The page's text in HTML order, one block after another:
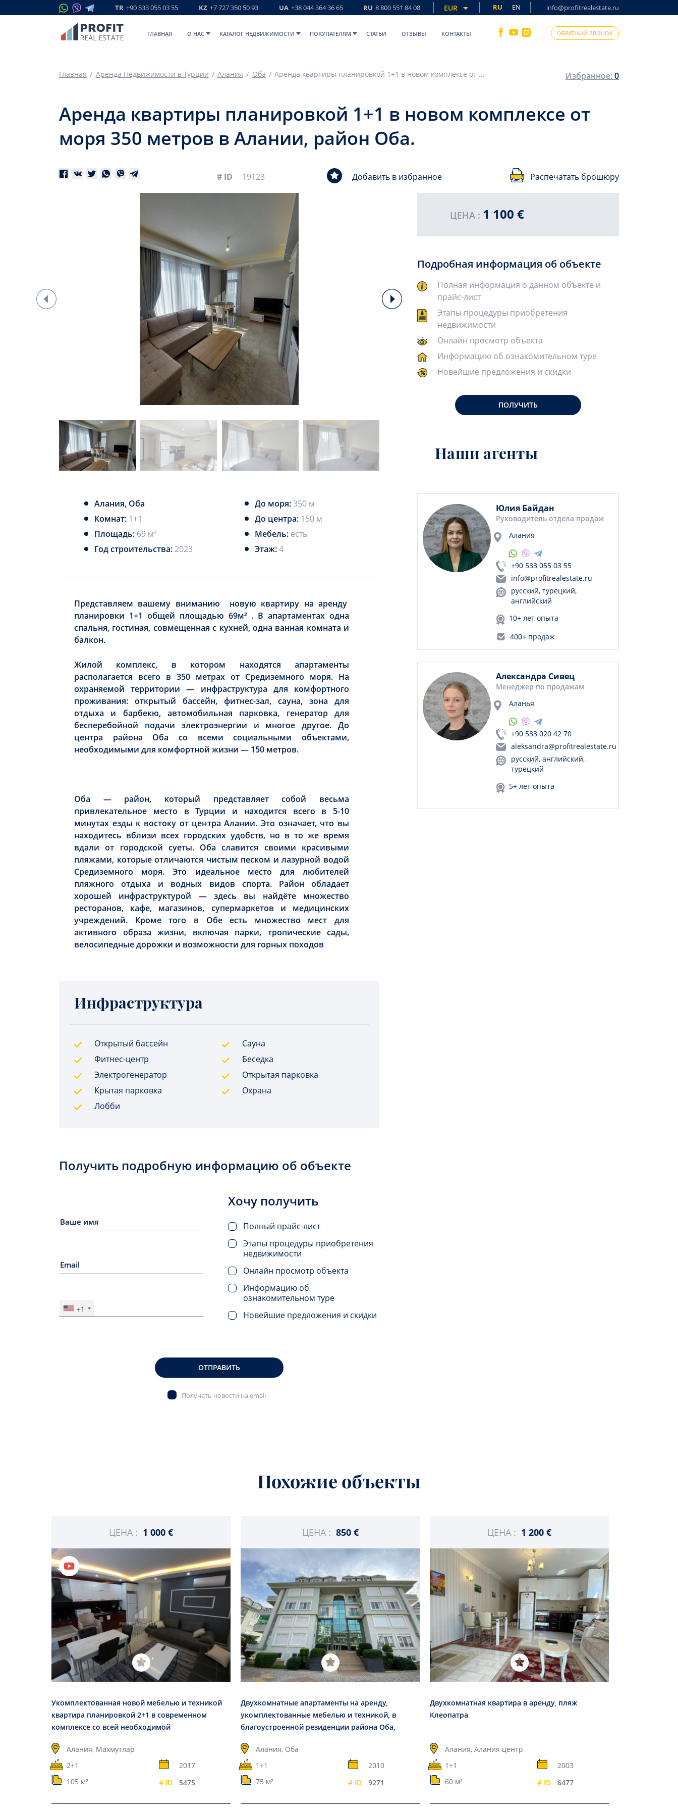
TR +90 533 055 03 55 KZ +7 727 350 50 93 UA +38 044 364 36 65 RU 8 800 551 84 08 EUR RU EN info@profitrealestate.ru
ГЛАВНАЯ O НАС КАТАЛОГ НЕДВИЖИМОСТИ ПОКУПАТЕЛЯМ СТАТЬИ ОТЗЫВЫ КОНТАКТЫ ОБРАТНЫЙ ЗВОНОК
Главная Аренда Недвижимости в Турции Алания Оба Aрендa квартиры планировкой 1+1 в новом комплексе от моря 350 метров в Алании, район Оба. Избранное:0
Aрендa квартиры планировкой 1+1 в новом комплексе от
моря 350 метров в Алании, район Оба.
# ID 19123 Добавить в избранное Распечатать брошюру
Алания, Оба До моря:350 м
Комнат: 1+1 До центра: 150 м
Площадь: 69 м² Мебель: есть
Год строительства:2023 Этаж:4
Представляем вашему вниманию новую квартиру на аренду
планировки 1+1 общей площадью 69м² . В апартаментах одна
спальня, гостиная, совмещенная с кухней, одна ванная комната и
балкон.
Жилой комплекс, в котором находятся апартаменты
располагается всего в 350 метрах от Средиземного моря. На
охраняемой территории — инфраструктура для комфортного
проживания: открытый бассейн, фитнес-зал, сауна, зона для
отдыха и барбекю, автомобильная парковка, генератор для
бесперебойной подачи электроэнергии и многое другое. До
центра района Оба со всеми социальными объектами,
необходимыми для комфортной жизни — 150 метров.
Оба — район, который представляет собой весьма
привлекательное место в Турции и находится всего в 5-10
минутах езды к востоку от центра Алании. Это означает, что вы
находитесь вблизи всех городских удобств, но в то же время
вдали от городской суеты. Оба славится своими красивыми
пляжами, которые отличаются чистым песком и лазурной водой
Средиземного моря. Это идеальное место для любителей
пляжного отдыха и водных видов спорта. Район обладает
хорошей инфраструктурой — здесь вы найдёте множество
ресторанов, кафе, магазинов, супермаркетов и медицинских
учреждений. Кроме того в Обе есть множество мест для
активного образа жизни, включая парки, тропические сады,
велосипедные дорожки и возможности для горных походов
Инфраструктура
Открытый бассейн
Сауна
Фитнес-центр
Беседка
Электрогенератор
Открытая парковка
Крытая парковка
Охрана
Лобби
Получить подробную информацию об объекте
+1
Хочу получить
Полный прайс-лист
Этапы процедуры приобретения
недвижимости
Онлайн просмотр объекта
Информацию об
ознакомительном туре
Новейшие предложения и скидки
ОТПРАВИТЬ
Получать новости на email
ЦЕНА : 1 100 €
Подробная информация об объекте
Полная информация о данном объекте и
прайс-лист
Этапы процедуры приобретения
недвижимости
Онлайн просмотр объекта
Информацию об ознакомительном туре
Новейшие предложения и скидки
ПОЛУЧИТЬ
Наши агенты
Юлия Байдан
Руководитель отдела продаж
Алания
+90 533 055 03 55
info@profitrealestate.ru
русский, турецкий,
английский
10+ лет опыта
400+ продаж
Александра Сивец
Менеджер по продажам
Аланья
+90 533 020 42 70
aleksandra@profitrealestate.ru
русский, английский,
турецкий
5+ лет опыта
Похожие объекты
ЦЕНА : 1 000 €
Укомплектованная новой мебелью и техникой
квартира планировкой 2+1 в современном
комплексе со всей необходимой
Средиземного моря
Алания, Махмутлар
2+1
2017
105 м²
# ID 5475
ЦЕНА : 850 €
Двухкомнатные апартаменты на аренду,
укомплектованные мебелью и техникой, в
благоустроенной резиденции района Оба,
Алания, Оба
1+1
2010
75 м²
# ID 9271
ЦЕНА : 1 200 €
Двухкомнатная квартира в аренду, пляж
Клеопатра
Алания, Алания центр
1+1
2003
60 м²
# ID 6477